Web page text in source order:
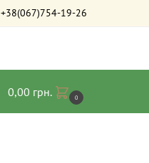
+38(067)754-19-26
0,00 грн. 0